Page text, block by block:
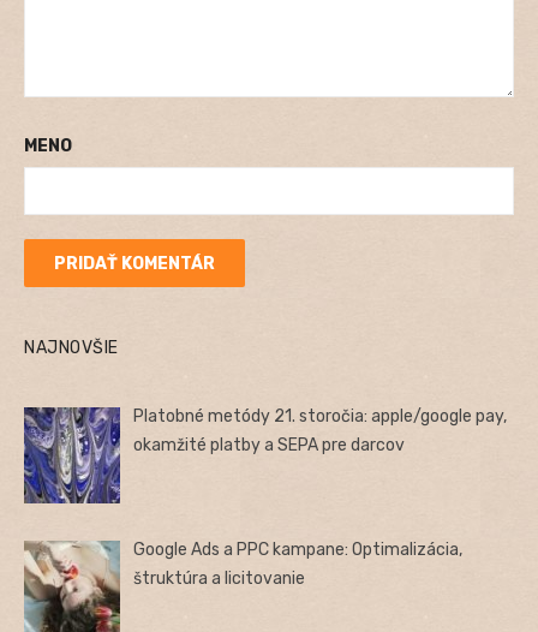
MENO
NAJNOVŠIE
Platobné metódy 21. storočia: apple/google pay,
okamžité platby a SEPA pre darcov
Google Ads a PPC kampane: Optimalizácia,
štruktúra a licitovanie